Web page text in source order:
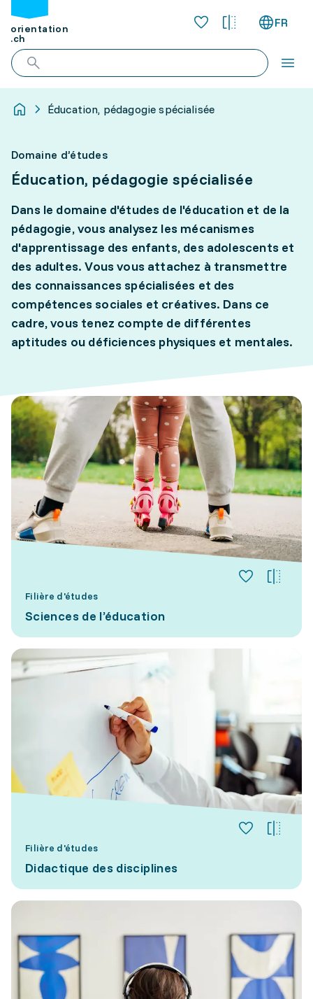
orientation
.ch
FR
Éducation, pédagogie spécialisée
Domaine d’études
Éducation, pédagogie spécialisée
Dans le domaine d'études de l'éducation et de la
pédagogie, vous analysez les mécanismes
d'apprentissage des enfants, des adolescents et
des adultes. Vous vous attachez à transmettre
des connaissances spécialisées et des
compétences sociales et créatives. Dans ce
cadre, vous tenez compte de différentes
aptitudes ou déficiences physiques et mentales.
Filière d'études
Sciences de l’éducation
Filière d'études
Didactique des disciplines